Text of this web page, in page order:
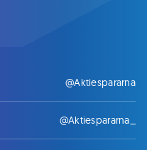
@Aktiespararna
@Aktiespararna_